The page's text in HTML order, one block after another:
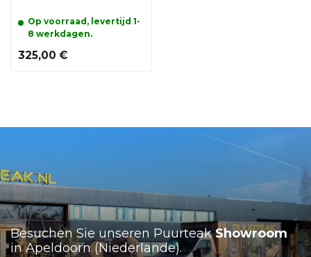
Op voorraad, levertijd 1-
8 werkdagen.
325,00 €
Besuchen Sie unseren PuurteakShowroom
in Apeldoorn (Niederlande).